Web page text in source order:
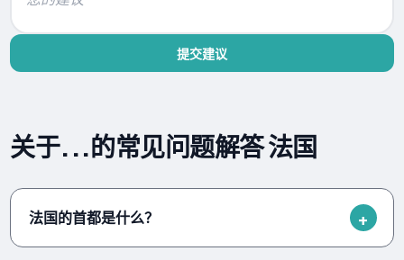
提交建议
关于...的常见问题解答 法国
法国的首都是什么？